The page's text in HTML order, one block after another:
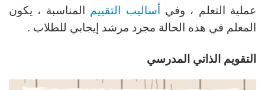
عملية التعلم ، وفي
أساليب التقييم المناسبة ، يكون
المعلم في هذه الحالة مجرد مرشد إيجابي للطلاب .
التقويم الذاتي المدرسي